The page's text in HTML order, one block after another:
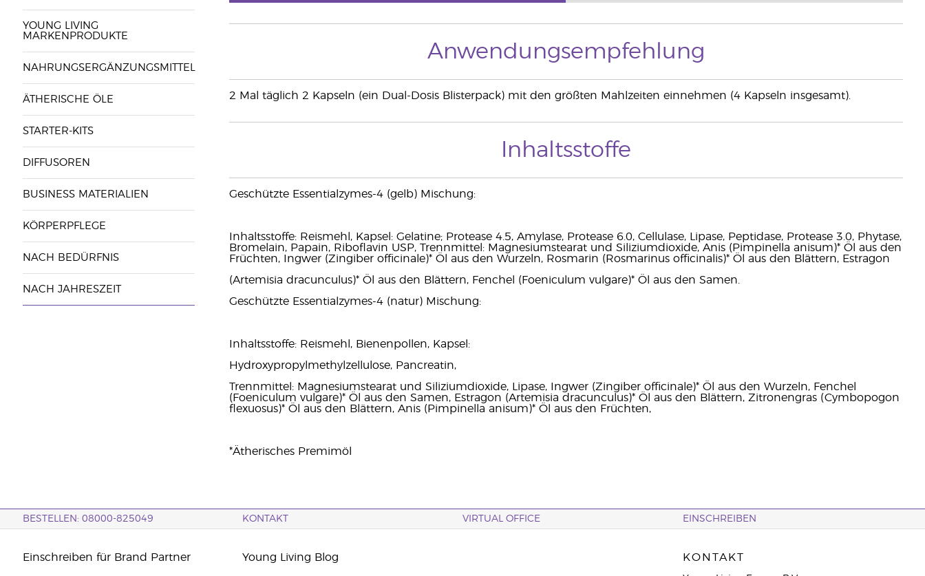
YOUNG LIVING
MARKENPRODUKTE
NAHRUNGSERGÄNZUNGSMITTEL
ÄTHERISCHE ÖLE
STARTER-KITS
DIFFUSOREN
BUSINESS MATERIALIEN
KÖRPERPFLEGE
NACH BEDÜRFNIS
NACH JAHRESZEIT
Anwendungsempfehlung
2 Mal täglich 2 Kapseln (ein Dual-Dosis Blisterpack) mit den größten Mahlzeiten einnehmen (4 Kapseln insgesamt).
Inhaltsstoffe
Geschützte Essentialzymes-4 (gelb) Mischung:
Inhaltsstoffe: Reismehl, Kapsel: Gelatine; Protease 4.5, Amylase, Protease 6.0, Cellulase, Lipase, Peptidase, Protease 3.0, Phytase,
Bromelain, Papain, Riboﬂavin USP, Trennmittel: Magnesiumstearat und Siliziumdioxide, Anis (Pimpinella anisum)* Öl aus den
Früchten, Ingwer (Zingiber officinale)* Öl aus den Wurzeln, Rosmarin (Rosmarinus officinalis)* Öl aus den Blättern, Estragon
(Artemisia dracunculus)* Öl aus den Blättern, Fenchel (Foeniculum vulgare)* Öl aus den Samen.
Geschützte Essentialzymes-4 (natur) Mischung:
Inhaltsstoffe: Reismehl, Bienenpollen, Kapsel:
Hydroxypropylmethylzellulose, Pancreatin,
Trennmittel: Magnesiumstearat und Siliziumdioxide, Lipase, Ingwer (Zingiber officinale)* Öl aus den Wurzeln, Fenchel
(Foeniculum vulgare)* Öl aus den Samen, Estragon (Artemisia dracunculus)* Öl aus den Blättern, Zitronengras (Cymbopogon
flexuosus)* Öl aus den Blättern, Anis (Pimpinella anisum)* Öl aus den Früchten,
*Ätherisches Premimöl
BESTELLEN: 08000-825049 KONTAKT VIRTUAL OFFICE EINSCHREIBEN
Einschreiben für Brand Partner Young Living Blog KONTAKT